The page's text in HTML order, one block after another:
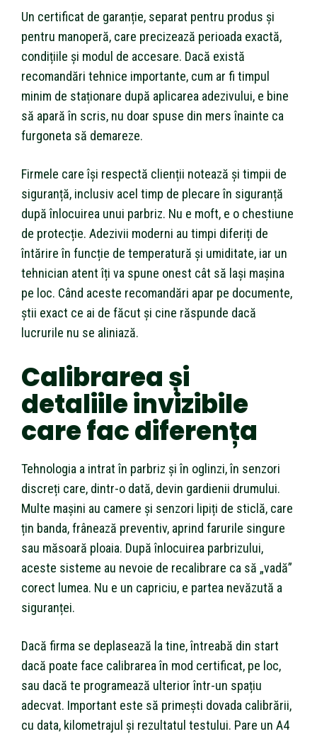
Un certificat de garanție, separat pentru produs și
pentru manoperă, care precizează perioada exactă,
condițiile și modul de accesare. Dacă există
recomandări tehnice importante, cum ar fi timpul
minim de staționare după aplicarea adezivului, e bine
să apară în scris, nu doar spuse din mers înainte ca
furgoneta să demareze.
Firmele care își respectă clienții notează și timpii de
siguranță, inclusiv acel timp de plecare în siguranță
după înlocuirea unui parbriz. Nu e moft, e o chestiune
de protecție. Adezivii moderni au timpi diferiți de
întărire în funcție de temperatură și umiditate, iar un
tehnician atent îți va spune onest cât să lași mașina
pe loc. Când aceste recomandări apar pe documente,
știi exact ce ai de făcut și cine răspunde dacă
lucrurile nu se aliniază.
Calibrarea și
detaliile invizibile
care fac diferența
Tehnologia a intrat în parbriz și în oglinzi, în senzori
discreți care, dintr-o dată, devin gardienii drumului.
Multe mașini au camere și senzori lipiți de sticlă, care
țin banda, frânează preventiv, aprind farurile singure
sau măsoară ploaia. După înlocuirea parbrizului,
aceste sisteme au nevoie de recalibrare ca să „vadă”
corect lumea. Nu e un capriciu, e partea nevăzută a
siguranței.
Dacă firma se deplasează la tine, întreabă din start
dacă poate face calibrarea în mod certificat, pe loc,
sau dacă te programează ulterior într-un spațiu
adecvat. Important este să primești dovada calibrării,
cu data, kilometrajul și rezultatul testului. Pare un A4